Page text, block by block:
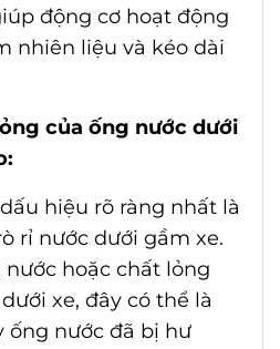
động cơ hoạt động
nhiên liệu và kéo dài
của ống nước dưới
:
hiệu rõ ràng nhất là
rỉ nước dưới gầm xe.
hoặc chất lỏng
xe, đây có thể là
ống nước đã bị hư